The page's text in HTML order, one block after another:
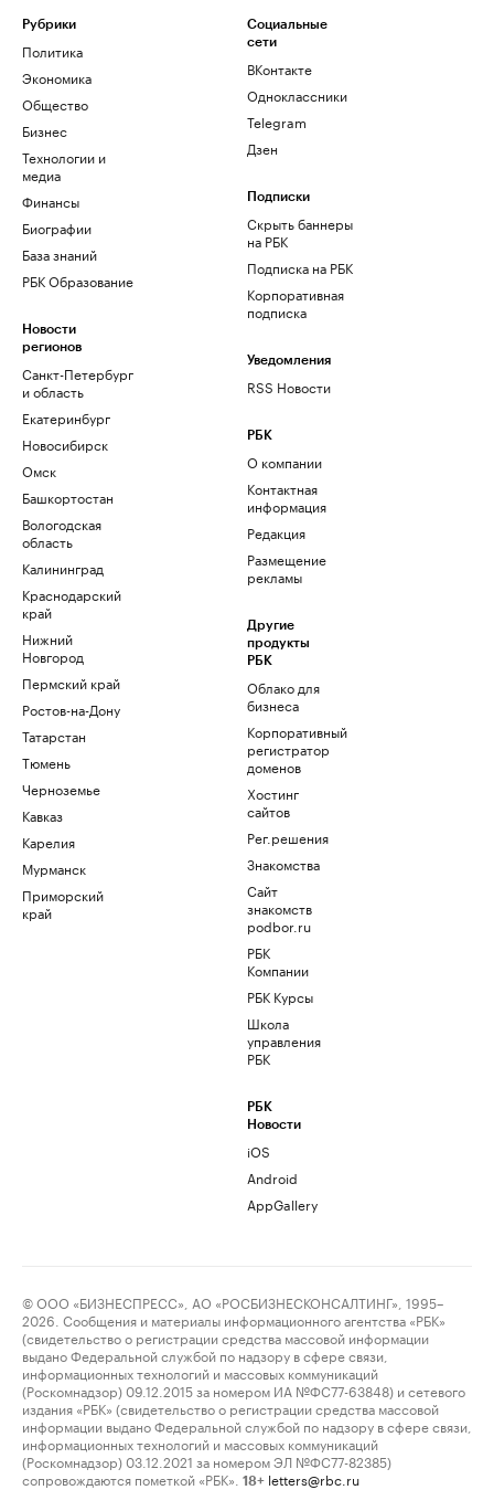
Рубрики
Политика
Экономика
Общество
Бизнес
Технологии и
медиа
Финансы
Биографии
База знаний
РБК Образование
Новости
регионов
Санкт-Петербург
и область
Екатеринбург
Новосибирск
Омск
Башкортостан
Вологодская
область
Калининград
Краснодарский
край
Нижний
Новгород
Пермский край
Ростов-на-Дону
Татарстан
Тюмень
Черноземье
Кавказ
Карелия
Мурманск
Приморский
край
Социальные
сети
ВКонтакте
Одноклассники
Telegram
Дзен
Подписки
Скрыть баннеры
на РБК
Подписка на РБК
Корпоративная
подписка
Уведомления
RSS Новости
РБК
О компании
Контактная
информация
Редакция
Размещение
рекламы
Другие
продукты
РБК
Облако для
бизнеса
Корпоративный
регистратор
доменов
Хостинг
сайтов
Рег.решения
Знакомства
Сайт
знакомств
podbor.ru
РБК
Компании
РБК Курсы
Школа
управления
РБК
РБК
Новости
iOS
Android
AppGallery
© ООО «БИЗНЕСПРЕСС», АО «РОСБИЗНЕСКОНСАЛТИНГ», 1995–
2026. Сообщения и материалы информационного агентства «РБК»
(свидетельство о регистрации средства массовой информации
выдано Федеральной службой по надзору в сфере связи,
информационных технологий и массовых коммуникаций
(Роскомнадзор) 09.12.2015 за номером ИА №ФС77-63848) и сетевого
издания «РБК» (свидетельство о регистрации средства массовой
информации выдано Федеральной службой по надзору в сфере связи,
информационных технологий и массовых коммуникаций
(Роскомнадзор) 03.12.2021 за номером ЭЛ №ФС77-82385)
сопровождаются пометкой «РБК».
18+ letters@rbc.ru